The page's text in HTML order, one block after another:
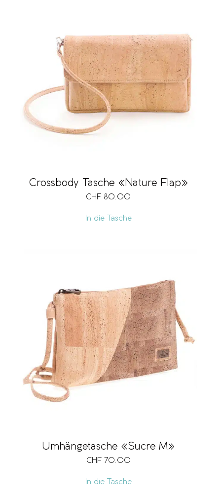
Crossbody Tasche «Nature Flap»
CHF 80.00
In die Tasche
Umhängetasche «Sucre M»
CHF 70.00
In die Tasche